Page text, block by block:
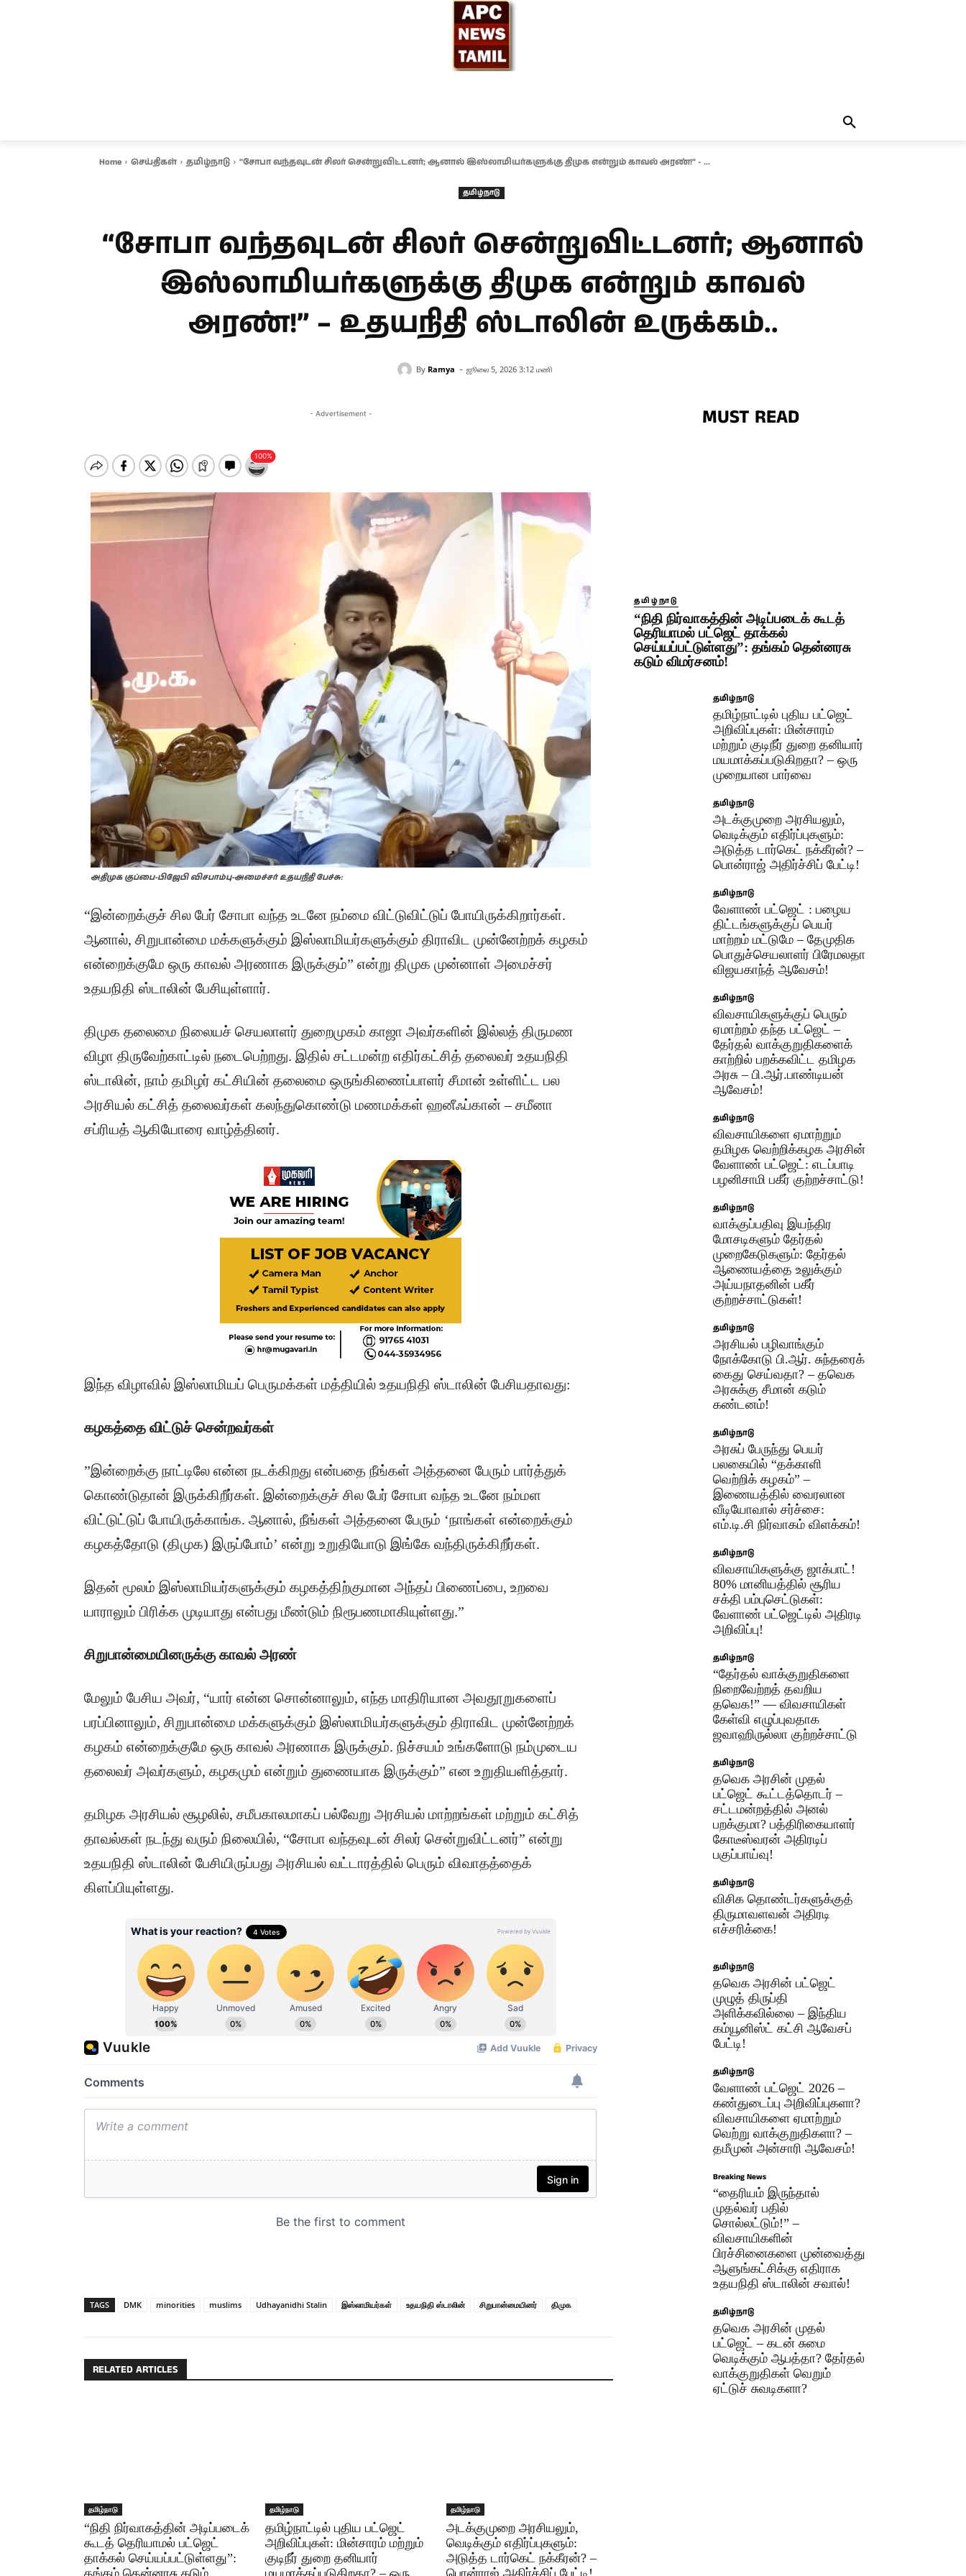
Home செய்திகள் தமிழ்நாடு "சோபா வந்தவுடன் சிலர் சென்றுவிட்டனர்; ஆனால் இஸ்லாமியர்களுக்கு திமுக என்றும் காவல் அரண்!" - ...
தமிழ்நாடு
“சோபா வந்தவுடன் சிலர் சென்றுவிட்டனர்; ஆனால்
இஸ்லாமியர்களுக்கு திமுக என்றும் காவல்
அரண்!” – உதயநிதி ஸ்டாலின் உருக்கம்..
By Ramya - ஜூலை 5, 2026 3:12 மணி
- Advertisement -
அதிமுக குப்பை-பிஜேபி விசபாம்பு-அமைச்சர் உதயநிதி பேச்சு:
“இன்றைக்குச் சில பேர் சோபா வந்த உடனே நம்மை விட்டுவிட்டுப் போயிருக்கிறார்கள்.
ஆனால், சிறுபான்மை மக்களுக்கும் இஸ்லாமியர்களுக்கும் திராவிட முன்னேற்றக் கழகம்
என்றைக்குமே ஒரு காவல் அரணாக இருக்கும்” என்று திமுக முன்னாள் அமைச்சர்
உதயநிதி ஸ்டாலின் பேசியுள்ளார்.
​திமுக தலைமை நிலையச் செயலாளர் துறைமுகம் காஜா அவர்களின் இல்லத் திருமண
விழா திருவேற்காட்டில் நடைபெற்றது. இதில் சட்டமன்ற எதிர்கட்சித் தலைவர் உதயநிதி
ஸ்டாலின், நாம் தமிழர் கட்சியின் தலைமை ஒருங்கிணைப்பாளர் சீமான் உள்ளிட்ட பல
அரசியல் கட்சித் தலைவர்கள் கலந்துகொண்டு மணமக்கள் ஹனீஃப்கான் – சமீனா
சப்ரியத் ஆகியோரை வாழ்த்தினர்.
​இந்த விழாவில் இஸ்லாமியப் பெருமக்கள் மத்தியில் உதயநிதி ஸ்டாலின் பேசியதாவது:
கழகத்தை விட்டுச் சென்றவர்கள்
​”இன்றைக்கு நாட்டிலே என்ன நடக்கிறது என்பதை நீங்கள் அத்தனை பேரும் பார்த்துக்
கொண்டுதான் இருக்கிறீர்கள். இன்றைக்குச் சில பேர் சோபா வந்த உடனே நம்மள
விட்டுட்டுப் போயிருக்காங்க. ஆனால், நீங்கள் அத்தனை பேரும் ‘நாங்கள் என்றைக்கும்
கழகத்தோடு (திமுக) இருப்போம்’ என்று உறுதியோடு இங்கே வந்திருக்கிறீர்கள்.
​இதன் மூலம் இஸ்லாமியர்களுக்கும் கழகத்திற்குமான அந்தப் பிணைப்பை, உறவை
யாராலும் பிரிக்க முடியாது என்பது மீண்டும் நிரூபணமாகியுள்ளது.”
சிறுபான்மையினருக்கு காவல் அரண்
​மேலும் பேசிய அவர், “யார் என்ன சொன்னாலும், எந்த மாதிரியான அவதூறுகளைப்
பரப்பினாலும், சிறுபான்மை மக்களுக்கும் இஸ்லாமியர்களுக்கும் திராவிட முன்னேற்றக்
கழகம் என்றைக்குமே ஒரு காவல் அரணாக இருக்கும். நிச்சயம் உங்களோடு நம்முடைய
தலைவர் அவர்களும், கழகமும் என்றும் துணையாக இருக்கும்” என உறுதியளித்தார்.
​தமிழக அரசியல் சூழலில், சமீபகாலமாகப் பல்வேறு அரசியல் மாற்றங்கள் மற்றும் கட்சித்
தாவல்கள் நடந்து வரும் நிலையில், “சோபா வந்தவுடன் சிலர் சென்றுவிட்டனர்” என்று
உதயநிதி ஸ்டாலின் பேசியிருப்பது அரசியல் வட்டாரத்தில் பெரும் விவாதத்தைக்
கிளப்பியுள்ளது.
TAGS DMK minorities muslims Udhayanidhi Stalin இஸ்லாமியர்கள் உதயநிதி ஸ்டாலின் சிறுபான்மையினர் திமுக
RELATED ARTICLES
தமிழ்நாடு
“நிதி நிர்வாகத்தின் அடிப்படைக்
கூடத் தெரியாமல் பட்ஜெட்
தாக்கல் செய்யப்பட்டுள்ளது”:
தமிழ்நாடு
தமிழ்நாட்டில் புதிய பட்ஜெட்
அறிவிப்புகள்: மின்சாரம் மற்றும்
குடிநீர் துறை தனியார்
தமிழ்நாடு
அடக்குமுறை அரசியலும்,
வெடிக்கும் எதிர்ப்புகளும்:
அடுத்த டார்கெட் நக்கீரன்? –
MUST READ
தமிழ்நாடு
“நிதி நிர்வாகத்தின் அடிப்படைக் கூடத்
தெரியாமல் பட்ஜெட் தாக்கல்
செய்யப்பட்டுள்ளது”: தங்கம் தென்னரசு
கடும் விமர்சனம்!
தமிழ்நாடு
தமிழ்நாட்டில் புதிய பட்ஜெட்
அறிவிப்புகள்: மின்சாரம்
மற்றும் குடிநீர் துறை தனியார்
மயமாக்கப்படுகிறதா? – ஒரு
முறையான பார்வை
தமிழ்நாடு
அடக்குமுறை அரசியலும்,
வெடிக்கும் எதிர்ப்புகளும்:
அடுத்த டார்கெட் நக்கீரன்? –
பொன்ராஜ் அதிர்ச்சிப் பேட்டி! ​
தமிழ்நாடு
வேளாண் பட்ஜெட் : பழைய
திட்டங்களுக்குப் பெயர்
மாற்றம் மட்டுமே – தேமுதிக
பொதுச்செயலாளர் பிரேமலதா
விஜயகாந்த் ஆவேசம்!
தமிழ்நாடு
விவசாயிகளுக்குப் பெரும்
ஏமாற்றம் தந்த பட்ஜெட் –
தேர்தல் வாக்குறுதிகளைக்
காற்றில் பறக்கவிட்ட தமிழக
அரசு – பி.ஆர்.பாண்டியன்
ஆவேசம்!
தமிழ்நாடு
விவசாயிகளை ஏமாற்றும்
தமிழக வெற்றிக்கழக அரசின்
வேளாண் பட்ஜெட்: எடப்பாடி
பழனிசாமி பகீர் குற்றச்சாட்டு!
தமிழ்நாடு
வாக்குப்பதிவு இயந்திர
மோசடிகளும் தேர்தல்
முறைகேடுகளும்: தேர்தல்
ஆணையத்தை உலுக்கும்
அய்யநாதனின் பகீர்
குற்றச்சாட்டுகள்!
தமிழ்நாடு
அரசியல் பழிவாங்கும்
நோக்கோடு பி.ஆர். சுந்தரைக்
கைது செய்வதா? – தவெக
அரசுக்கு சீமான் கடும்
கண்டனம்!
தமிழ்நாடு
அரசுப் பேருந்து பெயர்
பலகையில் “தக்காளி
வெற்றிக் கழகம்” –
இணையத்தில் வைரலான
வீடியோவால் சர்ச்சை:
எம்.டி.சி நிர்வாகம் விளக்கம்!
தமிழ்நாடு
விவசாயிகளுக்கு ஜாக்பாட்!
80% மானியத்தில் சூரிய
சக்தி பம்புசெட்டுகள்:
வேளாண் பட்ஜெட்டில் அதிரடி
அறிவிப்பு!
தமிழ்நாடு
“தேர்தல் வாக்குறுதிகளை
நிறைவேற்றத் தவறிய
தவெக!” — விவசாயிகள்
கேள்வி எழுப்புவதாக
ஜவாஹிருல்லா குற்றச்சாட்டு
தமிழ்நாடு
தவெக அரசின் முதல்
பட்ஜெட் கூட்டத்தொடர் –
சட்டமன்றத்தில் அனல்
பறக்குமா? பத்திரிகையாளர்
கோடீஸ்வரன் அதிரடிப்
பகுப்பாய்வு!
தமிழ்நாடு
விசிக தொண்டர்களுக்குத்
திருமாவளவன் அதிரடி
எச்சரிக்கை!
தமிழ்நாடு
தவெக அரசின் பட்ஜெட்
முழுத் திருப்தி
அளிக்கவில்லை – இந்திய
கம்யூனிஸ்ட் கட்சி ஆவேசப்
பேட்டி!
தமிழ்நாடு
வேளாண் பட்ஜெட் 2026 –
கண்துடைப்பு அறிவிப்புகளா?
விவசாயிகளை ஏமாற்றும்
வெற்று வாக்குறுதிகளா? –
தமீமுன் அன்சாரி ஆவேசம்!
Breaking News
“தைரியம் இருந்தால்
முதல்வர் பதில்
சொல்லட்டும்!” –
விவசாயிகளின்
பிரச்சினைகளை முன்வைத்து
ஆளுங்கட்சிக்கு எதிராக
உதயநிதி ஸ்டாலின் சவால்!
தமிழ்நாடு
தவெக அரசின் முதல்
பட்ஜெட் – கடன் சுமை
வெடிக்கும் ஆபத்தா? தேர்தல்
வாக்குறுதிகள் வெறும்
ஏட்டுச் சுவடிகளா?